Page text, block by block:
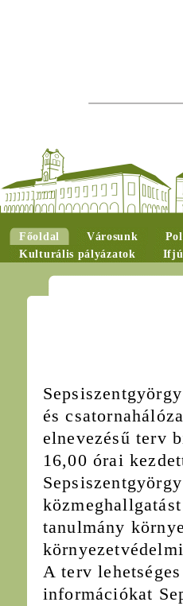
Főoldal Városunk
Kulturális pályázatok
és
elnevezésű terv
16,00 órai
tanulmány
A terv
információkat